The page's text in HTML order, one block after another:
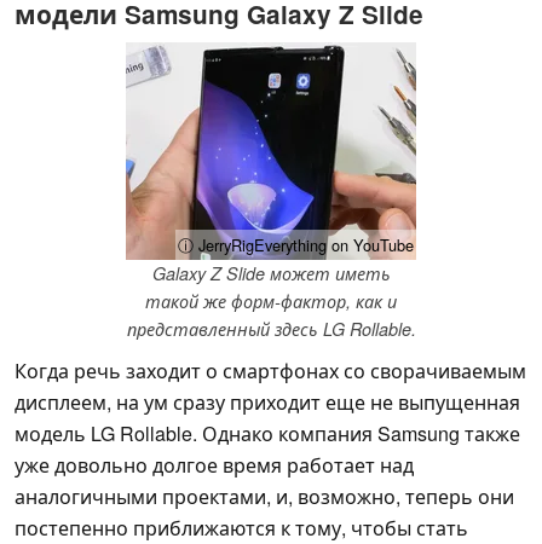
модели Samsung Galaxy Z Slide
ⓘ JerryRigEverything on YouTube
Galaxy Z Slide может иметь
такой же форм-фактор, как и
представленный здесь LG Rollable.
Когда речь заходит о смартфонах со сворачиваемым
дисплеем, на ум сразу приходит еще не выпущенная
модель LG Rollable. Однако компания Samsung также
уже довольно долгое время работает над
аналогичными проектами, и, возможно, теперь они
постепенно приближаются к тому, чтобы стать